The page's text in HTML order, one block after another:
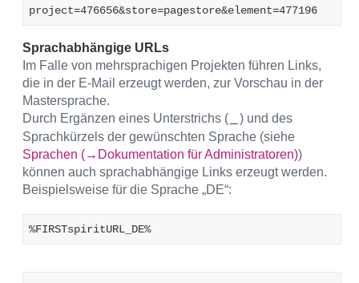
project=476656&store=pagestore&element=477196
Sprachabhängige URLs
Im Falle von mehrsprachigen Projekten führen Links,
die in der E-Mail erzeugt werden, zur Vorschau in der
Mastersprache.
Durch Ergänzen eines Unterstrichs (
) und des
Sprachkürzels der gewünschten Sprache (siehe
Sprachen (→Dokumentation für Administratoren))
können auch sprachabhängige Links erzeugt werden.
Beispielsweise für die Sprache „DE“:
%FIRSTspiritURL_DE%